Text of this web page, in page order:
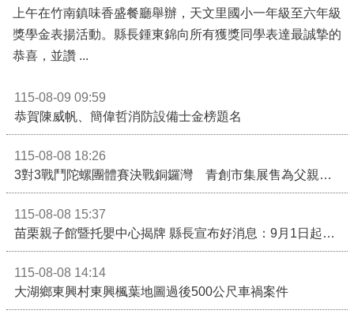
上午在竹南鎮味香盛餐廳舉辦，天文里國小一年級至六年級
獎學金表揚活動。縣長鍾東錦向所有獲獎同學表達最誠摯的
恭喜，並讚 ...
115-08-09 09:59
恭賀陳威帆、簡偉哲消防設備士金榜題名
115-08-08 18:26
3對3戰鬥陀螺團體賽決戰銅鑼灣 青創市集展售為父親節增添繽紛
115-08-08 15:37
苗栗親子館暨托嬰中心揭牌 縣長宣布好消息：9月1日起調降臨時托嬰費用
115-08-08 14:14
大湖鄉東興村東興楓葉地圖過後500公尺車禍案件